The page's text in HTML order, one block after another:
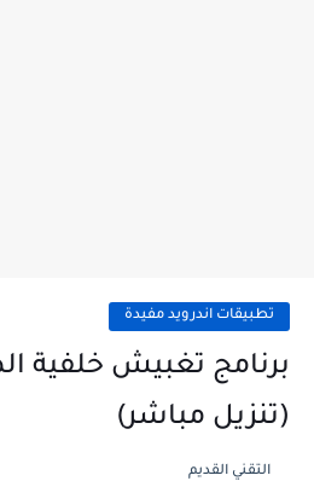
تطبيقات اندرويد مفيدة
برنامج تغبيش خلفية
(تنزيل مباشر)
التقني القديم